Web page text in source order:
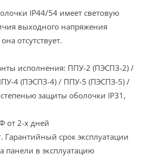
IP44/54 имеет световую
выходного напряжения
отсутствует.
исполнения: ППУ-2 (ПЭСПЗ-2) /
4 (ПЭСПЗ-4) / ППУ-5 (ПЭСПЗ-5) /
защиты оболочки IP31,
от 2-х дней
Гарантийный срок эксплуатации
панели в эксплуатацию